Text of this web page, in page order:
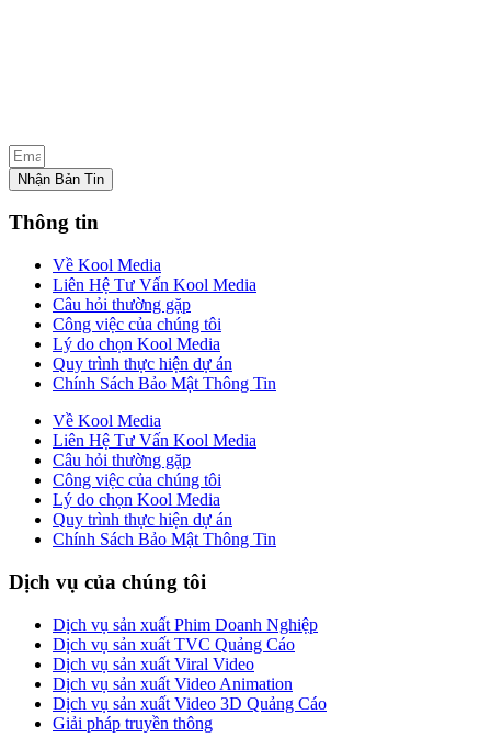
Nhận Bản Tin
Thông tin
Về Kool Media
Liên Hệ Tư Vấn Kool Media
Câu hỏi thường gặp
Công việc của chúng tôi
Lý do chọn Kool Media
Quy trình thực hiện dự án
Chính Sách Bảo Mật Thông Tin
Về Kool Media
Liên Hệ Tư Vấn Kool Media
Câu hỏi thường gặp
Công việc của chúng tôi
Lý do chọn Kool Media
Quy trình thực hiện dự án
Chính Sách Bảo Mật Thông Tin
Dịch vụ của chúng tôi
Dịch vụ sản xuất Phim Doanh Nghiệp
Dịch vụ sản xuất TVC Quảng Cáo
Dịch vụ sản xuất Viral Video
Dịch vụ sản xuất Video Animation
Dịch vụ sản xuất Video 3D Quảng Cáo
Giải pháp truyền thông